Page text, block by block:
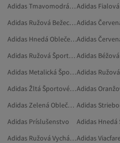
Adidas Tmavomodrá Športové Oblečenie
Adidas Ružová Bežecká A Tréningová Obuv
Adidas Hnedá Oblečenie
Adidas Ružová Športové Tielka
Adidas Metalická Športové OblečenieAdidas
Adidas Žltá Športové Legíny
Adidas Zelená Oblečenie
Adidas Príslušenstvo
Adidas Ružová Vychádzková Obuv